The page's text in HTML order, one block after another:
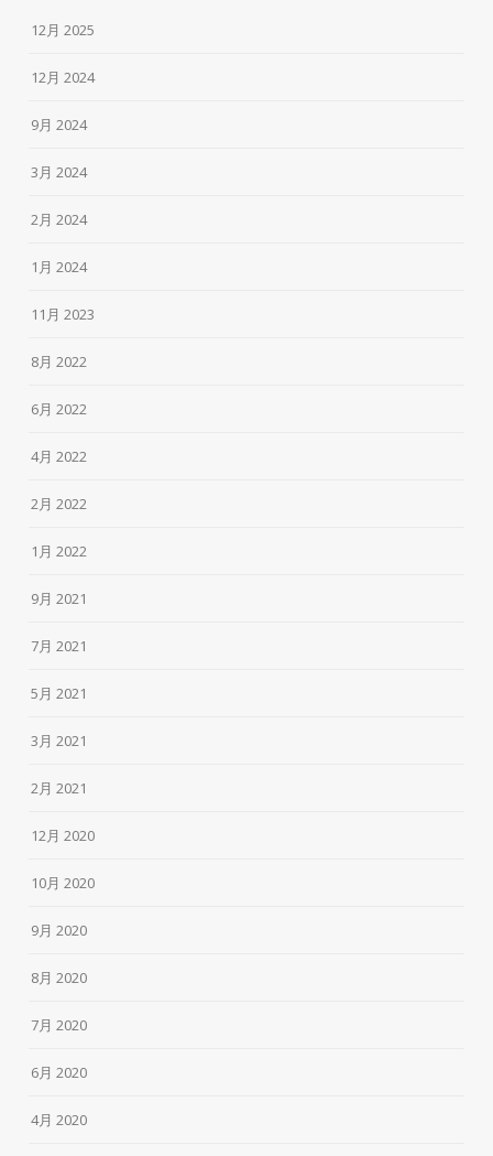
12月 2025
12月 2024
9月 2024
3月 2024
2月 2024
1月 2024
11月 2023
8月 2022
6月 2022
4月 2022
2月 2022
1月 2022
9月 2021
7月 2021
5月 2021
3月 2021
2月 2021
12月 2020
10月 2020
9月 2020
8月 2020
7月 2020
6月 2020
4月 2020